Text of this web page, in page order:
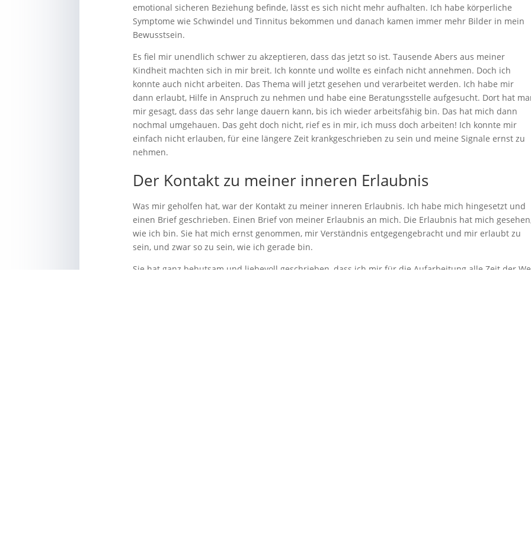
emotional sicheren Beziehung befinde, lässt es sich nicht mehr aufhalten. Ich habe körperliche
Symptome wie Schwindel und Tinnitus bekommen und danach kamen immer mehr Bilder in mein
Bewusstsein.
Es fiel mir unendlich schwer zu akzeptieren, dass das jetzt so ist. Tausende Abers aus meiner
Kindheit machten sich in mir breit. Ich konnte und wollte es einfach nicht annehmen. Doch ich
konnte auch nicht arbeiten. Das Thema will jetzt gesehen und verarbeitet werden. Ich habe mir
dann erlaubt, Hilfe in Anspruch zu nehmen und habe eine Beratungsstelle aufgesucht. Dort hat
mir gesagt, dass das sehr lange dauern kann, bis ich wieder arbeitsfähig bin. Das hat mich dann
nochmal umgehauen. Das geht doch nicht, rief es in mir, ich muss doch arbeiten! Ich konnte mir
einfach nicht erlauben, für eine längere Zeit krankgeschrieben zu sein und meine Signale ernst zu
nehmen.
Der Kontakt zu meiner inneren Erlaubnis
Was mir geholfen hat, war der Kontakt zu meiner inneren Erlaubnis. Ich habe mich hingesetzt und
einen Brief geschrieben. Einen Brief von meiner Erlaubnis an mich. Die Erlaubnis hat mich
wie ich bin. Sie hat mich ernst genommen, mir Verständnis entgegengebracht und mir erlaubt zu
sein, und zwar so zu sein, wie ich gerade bin.
Sie hat ganz behutsam und liebevoll geschrieben, dass ich mir für die Aufarbeitung alle Zeit der